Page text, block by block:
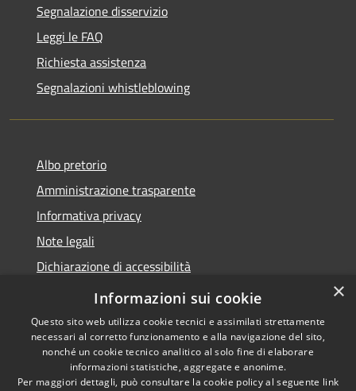
Segnalazione disservizio
Leggi le FAQ
Richiesta assistenza
Segnalazioni whistleblowing
Albo pretorio
Amministrazione trasparente
Informativa privacy
Note legali
Dichiarazione di accessibilità
Meccanismo di Feedback
Copyright © 2026 • Comune di
×
Informazioni sui cookie
Questo sito web utilizza cookie tecnici e assimilati strettamente
necessari al corretto funzionamento e alla navigazione del sito,
nonché un cookie tecnico analitico al solo fine di elaborare
informazioni statistiche, aggregate e anonime.
Per maggiori dettagli, può consultare la cookie policy al seguente link